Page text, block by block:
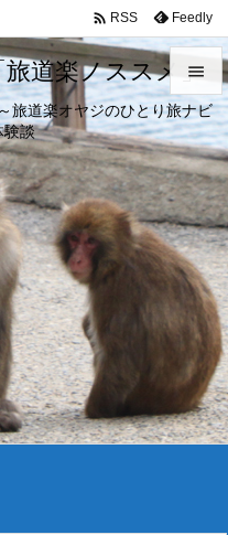
道楽ノススメ」
旅道楽オヤジのひとり旅ナビ
験談


メニュ

サイド

前へ

次へ

検索
 RSS Feedly